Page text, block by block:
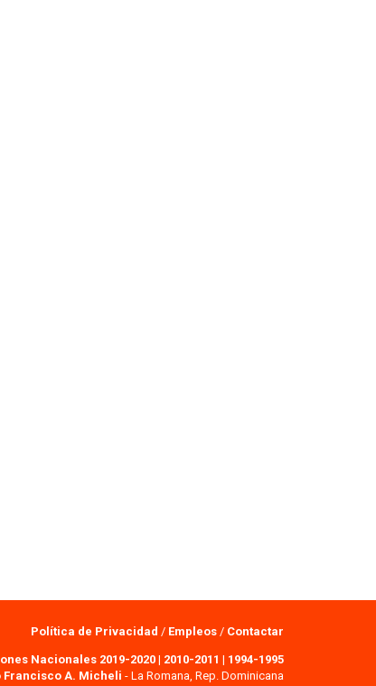
Política de Privacidad / Empleos / Contactar
Nacionales 2019-2020 | 2010-2011 | 1994-1995
Francisco A. Micheli - La Romana, Rep. Dominicana